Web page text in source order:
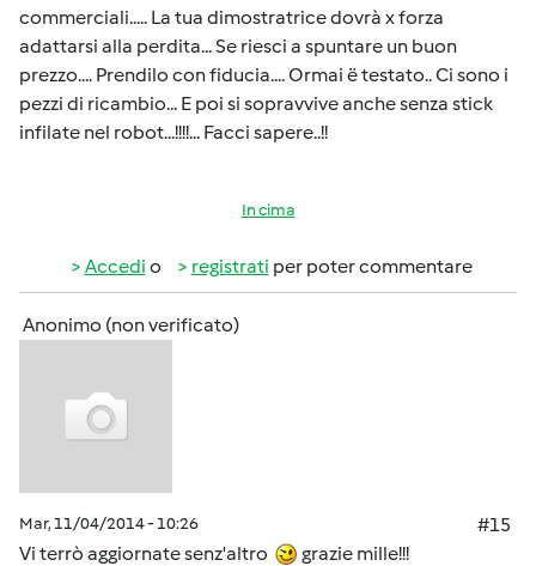
commerciali..... La tua dimostratrice dovrà x forza
adattarsi alla perdita... Se riesci a spuntare un buon
prezzo.... Prendilo con fiducia.... Ormai ë testato.. Ci sono i
pezzi di ricambio... E poi si sopravvive anche senza stick
infilate nel robot...!!!!... Facci sapere..!!
In cima
Accedi o registrati per poter commentare
Anonimo (non verificato)
Mar, 11/04/2014 - 10:26
#15
Vi terrò aggiornate senz'altro
grazie mille!!!